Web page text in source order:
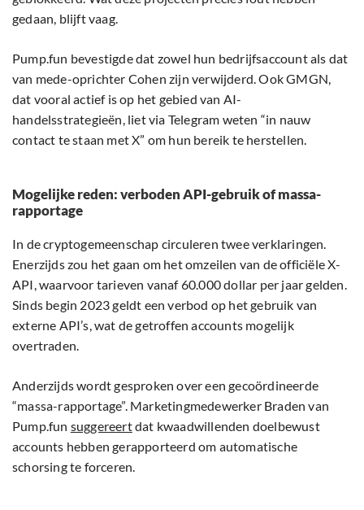
gedaan, blijft vaag.
Pump.fun bevestigde dat zowel hun bedrijfsaccount als dat
van mede-oprichter Cohen zijn verwijderd. Ook GMGN,
dat vooral actief is op het gebied van AI-
handelsstrategieën, liet via Telegram weten “in nauw
contact te staan met X” om hun bereik te herstellen.
Mogelijke reden: verboden API-gebruik of massa-
rapportage
In de cryptogemeenschap circuleren twee verklaringen.
Enerzijds zou het gaan om het omzeilen van de officiële X-
API, waarvoor tarieven vanaf 60.000 dollar per jaar gelden.
Sinds begin 2023 geldt een verbod op het gebruik van
externe API’s, wat de getroffen accounts mogelijk
overtraden.
Anderzijds wordt gesproken over een gecoördineerde
“massa-rapportage”. Marketingmedewerker Braden van
Pump.fun suggereertdat kwaadwillenden doelbewust
accounts hebben gerapporteerd om automatische
schorsing te forceren.